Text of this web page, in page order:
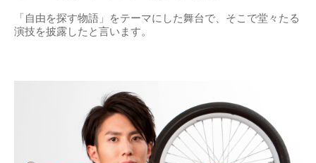
「自由を探す物語」をテーマにした舞台で、そこで堂々たる
演技を披露したと言います。